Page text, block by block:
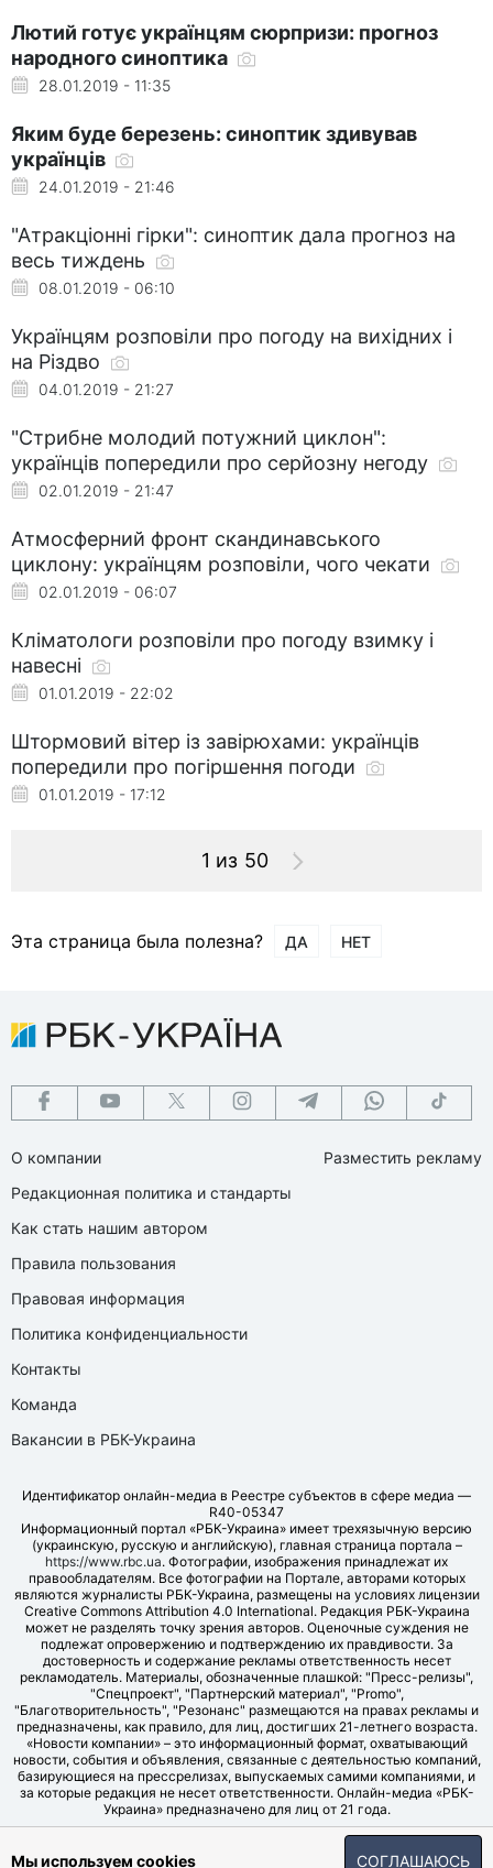
Лютий готує українцям сюрпризи: прогноз
народного синоптика
28.01.2019 - 11:35
Яким буде березень: синоптик здивував
українців
24.01.2019 - 21:46
"Атракціонні гірки": синоптик дала прогноз на
весь тиждень
08.01.2019 - 06:10
Українцям розповіли про погоду на вихідних і
на Різдво
04.01.2019 - 21:27
"Стрибне молодий потужний циклон":
українців попередили про серйозну негоду
02.01.2019 - 21:47
Атмосферний фронт скандинавського
циклону: українцям розповіли, чого чекати
02.01.2019 - 06:07
Кліматологи розповіли про погоду взимку і
навесні
01.01.2019 - 22:02
Штормовий вітер із завірюхами: українців
попередили про погіршення погоди
01.01.2019 - 17:12
1 из 50
Эта страница была полезна? ДА НЕТ
О компании
Редакционная политика и стандарты
Как стать нашим автором
Правила пользования
Правовая информация
Политика конфиденциальности
Контакты
Команда
Вакансии в РБК-Украина
Разместить рекламу
Идентификатор онлайн-медиа в Реестре субъектов в сфере медиа —
R40-05347
Информационный портал «РБК-Украина» имеет трехязычную версию
(украинскую, русскую и английскую), главная страница портала –
https://www.rbc.ua. Фотографии, изображения принадлежат их
правообладателям. Все фотографии на Портале, авторами которых
являются журналисты РБК-Украина, размещены на условиях лицензии
Creative Commons Attribution 4.0 International. Редакция РБК-Украина
может не разделять точку зрения авторов. Оценочные суждения не
подлежат опровержению и подтверждению их правдивости. За
достоверность и содержание рекламы ответственность несет
рекламодатель. Материалы, обозначенные плашкой: "Пресс-релизы",
"Спецпроект", "Партнерский материал", "Promo",
"Благотворительность", "Резонанс" размещаются на правах рекламы и
предназначены, как правило, для лиц, достигших 21-летнего возраста.
«Новости компании» – это информационный формат, охватывающий
новости, события и объявления, связанные с деятельностью компаний,
базирующиеся на прессрелизах, выпускаемых самими компаниями, и
за которые редакция не несет ответственности. Онлайн-медиа «РБК-
Украина» предназначено для лиц от 21 года.
© LLC "UBT MEDIA", 2006-2026.
Мы используем cookies СОГЛАШАЮСЬ